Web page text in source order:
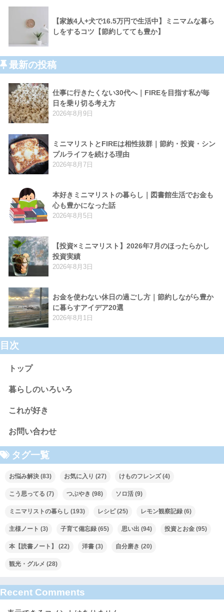
【家族4人+犬で16.5万円で生活中】ミニマムな暮ら
しをするコツ【節約してても豊か】
最新の投稿
仕事に行きたくない30代へ｜FIREを目指す私が毎
日を乗り切る考え方
2026年8月9日
ミニマリストとFIREは相性抜群｜節約・投資・シン
プルライフを続ける理由
2026年8月7日
本好きミニマリストの暮らし｜図書館生活でお金も
心も豊かになった話
2026年8月5日
【投資×ミニマリスト】2026年7月のほったらかし
投資実績
2026年8月3日
お金を使わない休日の過ごし方｜節約しながら豊か
に暮らすアイデア20選
2026年8月1日
目次
トップ
暮らしのいろいろ
これが好き
お問い合わせ
タグ一覧
お悩み解決 (83) お気に入り (27) けものフレンズ(4)
こう思ってる (7) つぶやき (98) ソロ活 (9)
ミニマリストの暮らし (193) レシピ(25) レモン観察記録 (6)
主様ノート (3) 子育て備忘録 (65) 思い出 (94) 投資とお金 (95)
本【読書ノート】 (22) 洋書 (3) 自分磨き (20)
観光・グルメ (28)
Recent Comments